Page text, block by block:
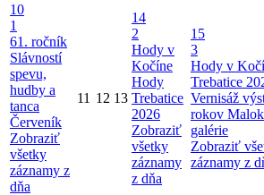
10
1
61. ročník
Slávností
spevu,
hudby a
tanca
Červeník
Zobraziť
všetky
záznamy z
dňa
11 12 13
14
2
Hody v
Kočíne
Hody
Trebatice
2026
Zobraziť
všetky
záznamy
z dňa
15
3
Hody v
Trebatice
Vernisáž
rokov
galérie
Zobraziť
záznamy z